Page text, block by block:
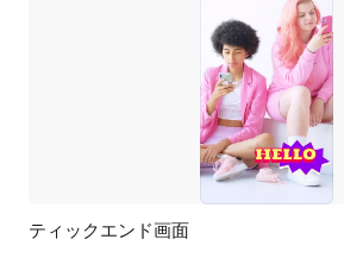
プレビュー
ティックエンド画面